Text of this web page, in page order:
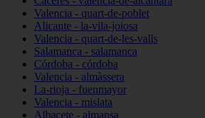
Valencia - quart-de-poblet
Alicante - la-vila-joiosa
Valencia - quart-de-les-valls
Salamanca - salamanca
Córdoba - córdoba
Valencia - almàssera
La-rioja - fuenmayor
Valencia - mislata
Albacete - almansa